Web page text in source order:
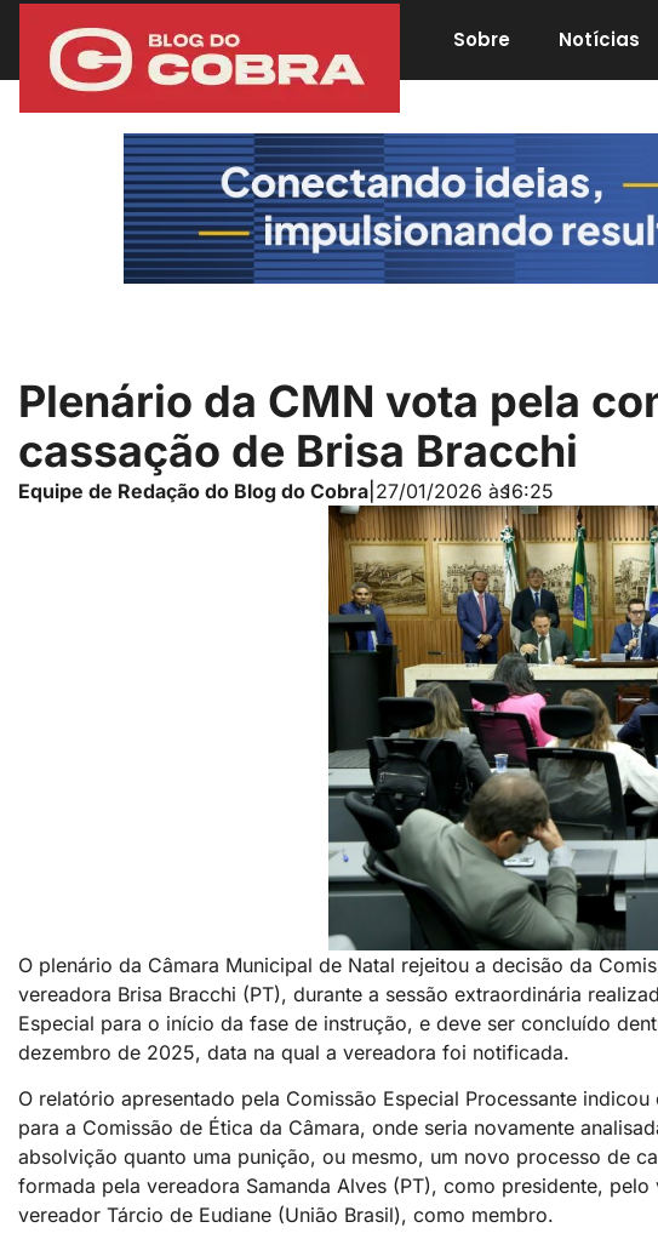
Sobre Notícias
Plenário da CMN vota pela
cassação de Brisa Bracchi
Equipe de Redação do Blog do Cobra 27/01/2026 às16:25
O plenário da Câmara Municipal de Natal rejeitou a decisão da
vereadora Brisa Bracchi (PT), durante a sessão extraordinária
Especial para o início da fase de instrução, e deve ser concluído
dezembro de 2025, data na qual a vereadora foi notificada.
O relatório apresentado pela Comissão Especial Processante
para a Comissão de Ética da Câmara, onde seria novamente
absolvição quanto uma punição, ou mesmo, um novo processo de
formada pela vereadora Samanda Alves (PT), como presidente,
vereador Tárcio de Eudiane (União Brasil), como membro.